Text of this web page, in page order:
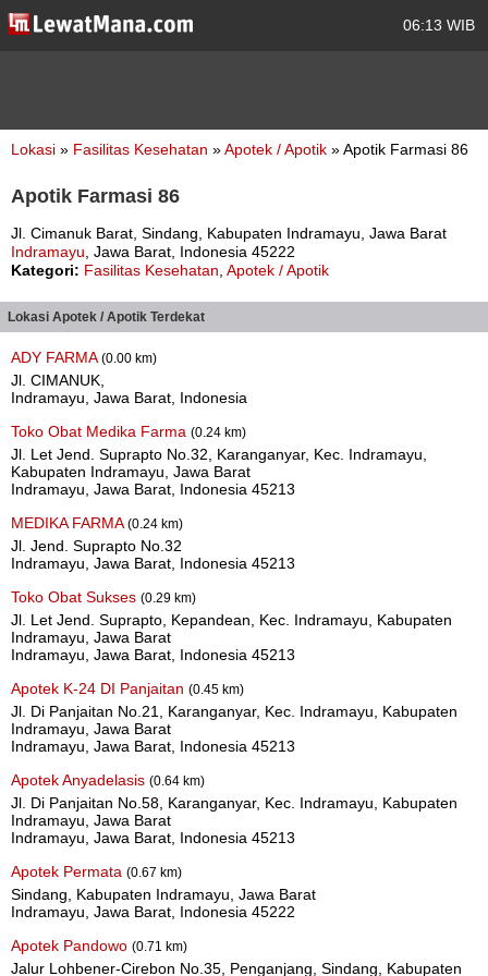
06:13 WIB
Lokasi » Fasilitas Kesehatan »Apotek / Apotik » Apotik Farmasi 86
Apotik Farmasi 86
Jl. Cimanuk Barat, Sindang, Kabupaten Indramayu, Jawa Barat
Indramayu , Jawa Barat, Indonesia 45222
Kategori: Fasilitas Kesehatan Apotek / Apotik
Lokasi Apotek / Apotik Terdekat
ADY FARMA (0.00 km)
Jl. CIMANUK,
Indramayu, Jawa Barat, Indonesia
Toko Obat Medika Farma (0.24 km)
Jl. Let Jend. Suprapto No.32, Karanganyar, Kec. Indramayu,
Kabupaten Indramayu, Jawa Barat
Indramayu, Jawa Barat, Indonesia 45213
MEDIKA FARMA (0.24 km)
Jl. Jend. Suprapto No.32
Indramayu, Jawa Barat, Indonesia 45213
Toko Obat Sukses (0.29 km)
Jl. Let Jend. Suprapto, Kepandean, Kec. Indramayu, Kabupaten
Indramayu, Jawa Barat
Indramayu, Jawa Barat, Indonesia 45213
Apotek K-24 DI Panjaitan (0.45 km)
Jl. Di Panjaitan No.21, Karanganyar, Kec. Indramayu, Kabupaten
Indramayu, Jawa Barat
Indramayu, Jawa Barat, Indonesia 45213
Apotek Anyadelasis (0.64 km)
Jl. Di Panjaitan No.58, Karanganyar, Kec. Indramayu, Kabupaten
Indramayu, Jawa Barat
Indramayu, Jawa Barat, Indonesia 45213
Apotek Permata (0.67 km)
Sindang, Kabupaten Indramayu, Jawa Barat
Indramayu, Jawa Barat, Indonesia 45222
Apotek Pandowo (0.71 km)
Jalur Lohbener-Cirebon No.35, Penganjang, Sindang, Kabupaten